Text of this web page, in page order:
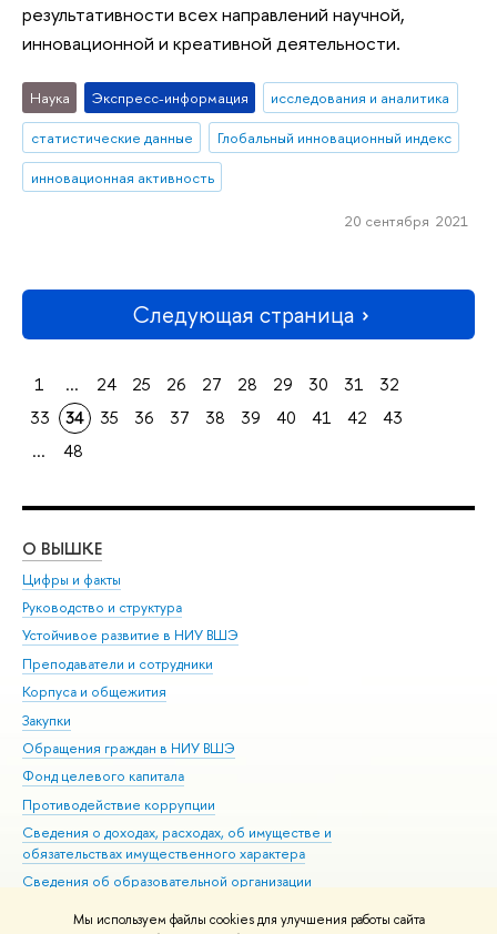
Мы используем файлы cookies для улучшения работы сайта
результативности всех направлений научной,
инновационной и креативной деятельности.
Наука Экспресс-информация
исследования и аналитика
статистические данные
Глобальный инновационный индекс
инновационная активность
20 сентября 2021
Следующая страница
1 ... 24 25 26 27 28 29 30 31
32
33
34 35 36 37 38 39 40 41 42
43
...
48
О ВЫШКЕ
Цифры и факты
Руководство и структура
Устойчивое развитие в НИУ ВШЭ
Преподаватели и сотрудники
Корпуса и общежития
Закупки
Обращения граждан в НИУ ВШЭ
Фонд целевого капитала
Противодействие коррупции
Сведения о доходах, расходах, об имуществе и
обязательствах имущественного характера
Сведения об образовательной организации
Людям с ограниченными возможностями здоровья